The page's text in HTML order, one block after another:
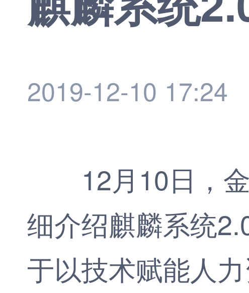
2019-12-10 17:24
12月10日，金
细介绍麒麟系统
于以技术赋能人